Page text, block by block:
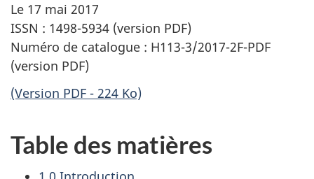
Le 17 mai 2017
ISSN : 1498-5934 (version PDF)
Numéro de catalogue : H113-3/2017-2F-PDF
(version PDF)
(Version PDF - 224 Ko)
Table des matières